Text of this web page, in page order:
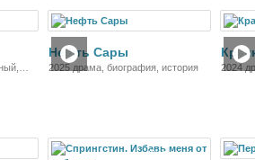
Нефть Сары
2025 драма, биография, история 2024
Фильм